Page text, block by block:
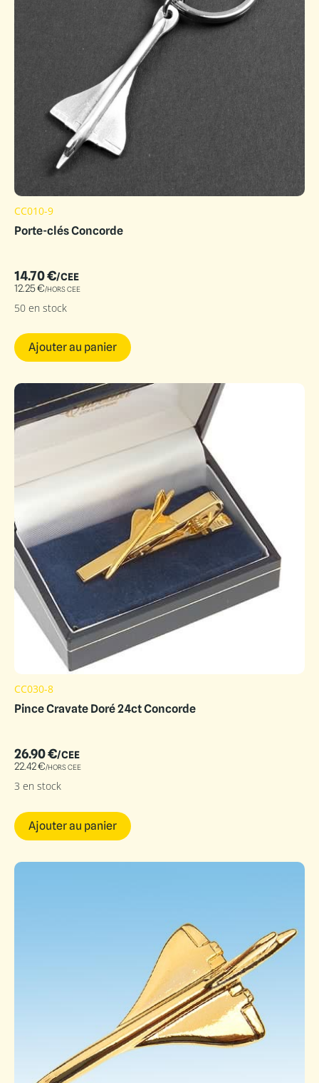
CC010-9
Porte-clés Concorde
14.70€/CEE
12.25€/HORS CEE
50 en stock
Ajouter au panier
CC030-8
Pince Cravate Doré 24ct Concorde
26.90€/CEE
22.42€/HORS CEE
3 en stock
Ajouter au panier